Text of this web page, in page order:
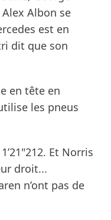
Albon se
est en
dit que son
en tête en
les pneus
Et Norris
droit...
n’ont pas de